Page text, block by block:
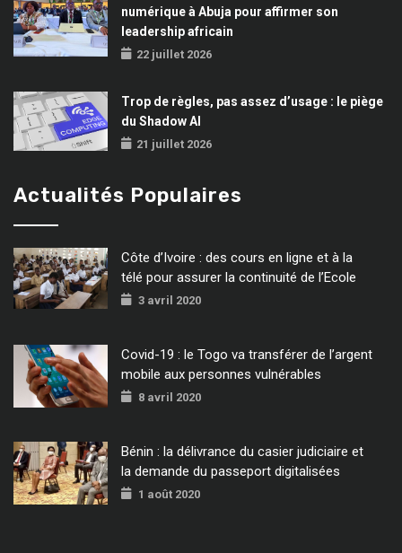
numérique à Abuja pour affirmer son
leadership africain
22 juillet 2026
Trop de règles, pas assez d’usage : le piège
du Shadow AI
21 juillet 2026
Actualités Populaires
Côte d’Ivoire : des cours en ligne et à la
télé pour assurer la continuité de l’Ecole
3 avril 2020
Covid-19 : le Togo va transférer de l’argent
mobile aux personnes vulnérables
8 avril 2020
Bénin : la délivrance du casier judiciaire et
la demande du passeport digitalisées
1 août 2020